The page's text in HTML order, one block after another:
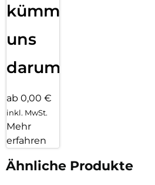
kümmern
uns
darum!
ab 0,00 €
inkl. MwSt.
Mehr
erfahren
Ähnliche Produkte